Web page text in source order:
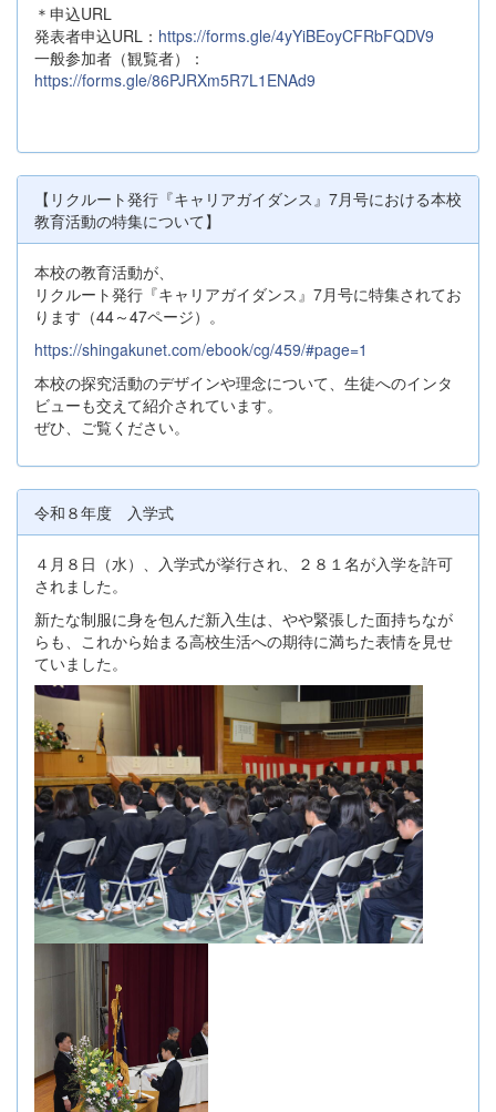
＊申込URL
発表者申込URL： https://forms.gle/4yYiBEoyCFRbFQDV9
一般参加者（観覧者）：
https://forms.gle/86PJRXm5R7L1ENAd9
【リクルート発行『キャリアガイダンス』7月号における本校
教育活動の特集について】
本校の教育活動が、
リクルート発行『キャリアガイダンス』7月号に特集されてお
ります（44～47ページ）。
https://shingakunet.com/ebook/cg/459/#page=1
本校の探究活動のデザインや理念について、生徒へのインタ
ビューも交えて紹介されています。
ぜひ、ご覧ください。
令和８年度 入学式
４月８日（水）、入学式が挙行され、２８１名が入学を許可
されました。
新たな制服に身を包んだ新入生は、やや緊張した面持ちなが
らも、これから始まる高校生活への期待に満ちた表情を見せ
ていました。